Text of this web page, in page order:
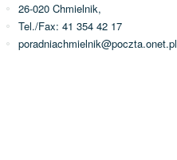
26-020 Chmielnik,
Tel./Fax: 41 354 42 17
poradniachmielnik@poczta.onet.pl